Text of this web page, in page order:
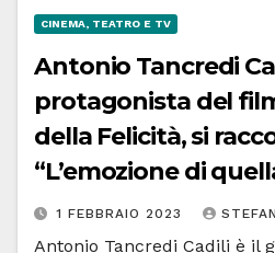
CINEMA, TEATRO E TV
Antonio Tancredi
protagonista del
della Felicità, si
“L’emozione di
1 FEBBRAIO 2023
Antonio Tancredi Cadili è il